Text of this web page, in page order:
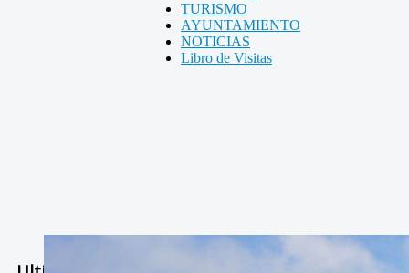
TURISMO
AYUNTAMIENTO
NOTICIAS
Libro de Visitas